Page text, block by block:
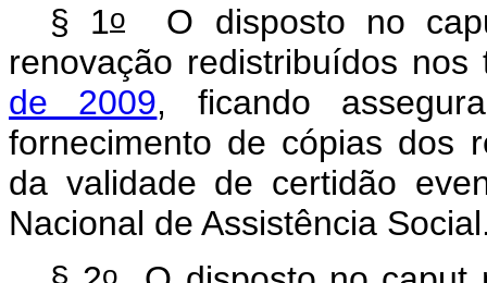
§ 1o
O disposto no
renovação redistribuídos
de 2009, ficando
fornecimento de cópias dos
da validade de certidão
Nacional de Assistência
o